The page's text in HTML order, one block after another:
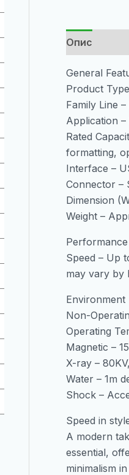
Опис
General
Product
Family Line
Application
Rated
formatting,
Interface –
Connector –
Dimension
Weight –
Performance
Speed – Up
may vary by
Environment
Non-
Operating
Magnetic –
X-ray –
Water – 1m
Shock –
Speed in
A modern
essential,
minimalism